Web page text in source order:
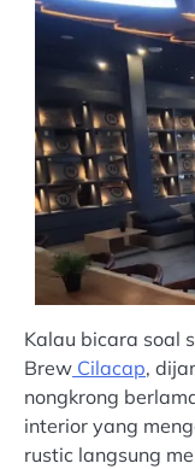
Kalau bicara soal
Brew Cilacap,
nongkrong
interior yang
rustic langsung